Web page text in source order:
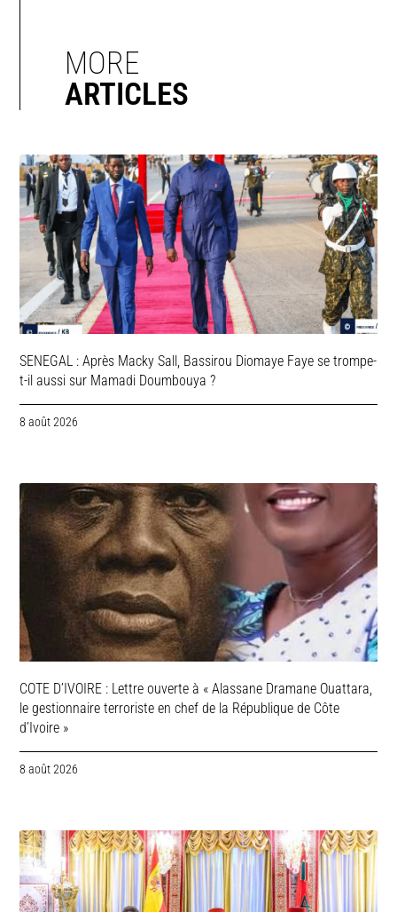
MORE
ARTICLES
SENEGAL : Après Macky Sall, Bassirou Diomaye Faye se trompe-
t-il aussi sur Mamadi Doumbouya ?
8 août 2026
COTE D’IVOIRE : Lettre ouverte à « Alassane Dramane Ouattara,
le gestionnaire terroriste en chef de la République de Côte
d’Ivoire »
8 août 2026